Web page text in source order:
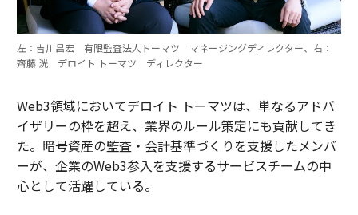
左：吉川昌宏 有限監査法人トーマツ マネージングディレクター、右：
齊藤 洸 デロイト トーマツ ディレクター
Web3領域においてデロイト トーマツは、単なるアドバ
イザリーの枠を超え、業界のルール策定にも貢献してき
た。暗号資産の監査・会計基準づくりを支援したメンバ
ーが、企業のWeb3参入を支援するサービスチームの中
心として活躍している。